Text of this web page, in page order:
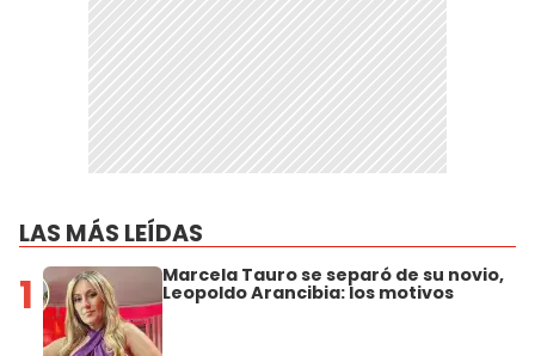
LAS MÁS LEÍDAS
1 Marcela Tauro se separó de su novio,
Leopoldo Arancibia: los motivos